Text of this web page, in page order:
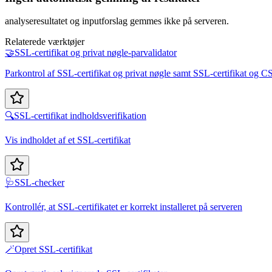
analyseresultatet og inputforslag gemmes ikke på serveren.
Relaterede værktøjer
🤝SSL-certifikat og privat nøgle-parvalidator
Parkontrol af SSL-certifikat og privat nøgle samt SSL-certifikat og
🔍SSL-certifikat indholdsverifikation
Vis indholdet af et SSL-certifikat
🩺SSL-checker
Kontrollér, at SSL-certifikatet er korrekt installeret på serveren
🪄Opret SSL-certifikat